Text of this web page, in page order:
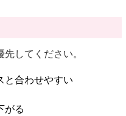
してください。
と合わせやすい
がる